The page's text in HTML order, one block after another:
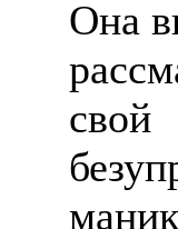
Она
свой